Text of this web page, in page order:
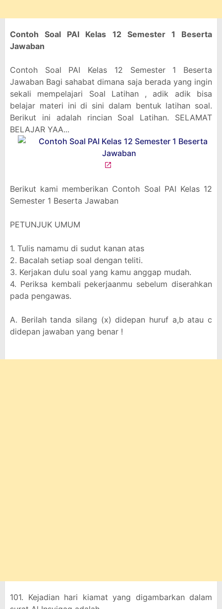
Contoh Soal PAI Kelas 12 Semester 1 Beserta
Jawaban
Contoh Soal PAI Kelas 12 Semester 1 Beserta
Jawaban Bagi sahabat dimana saja berada yang ingin
sekali mempelajari Soal Latihan , adik adik bisa
belajar materi ini di sini dalam bentuk latihan soal.
Berikut ini adalah rincian Soal Latihan. SELAMAT
BELAJAR YAA...
Berikut kami memberikan Contoh Soal PAI Kelas 12
Semester 1 Beserta Jawaban
PETUNJUK UMUM
1. Tulis namamu di sudut kanan atas
2. Bacalah setiap soal dengan teliti.
3. Kerjakan dulu soal yang kamu anggap mudah.
4. Periksa kembali pekerjaanmu sebelum diserahkan
pada pengawas.
A. Berilah tanda silang (x) didepan huruf a,b atau c
didepan jawaban yang benar !
101. Kejadian hari kiamat yang digambarkan dalam